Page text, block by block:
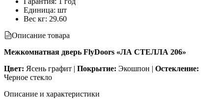
Единица: шт
Вес кг: 29.60
Описание товара
Межкомнатная дверь FlyDoors «ЛА СТЕЛЛА 206»
Цвет: Ясень графит | Покрытие: Экошпон | Остекление:
Черное стекло
Описание и характеристики